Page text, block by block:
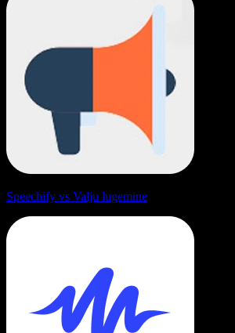
Speechify vs Valju lugemine